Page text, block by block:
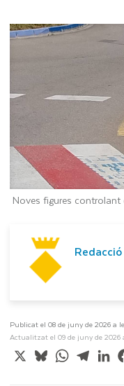
Noves figures
Redacció
Publicat el 08 de juny de 2026 a
Actualitzat el 09 de juny de 2026
X BlueskyWhatsApp